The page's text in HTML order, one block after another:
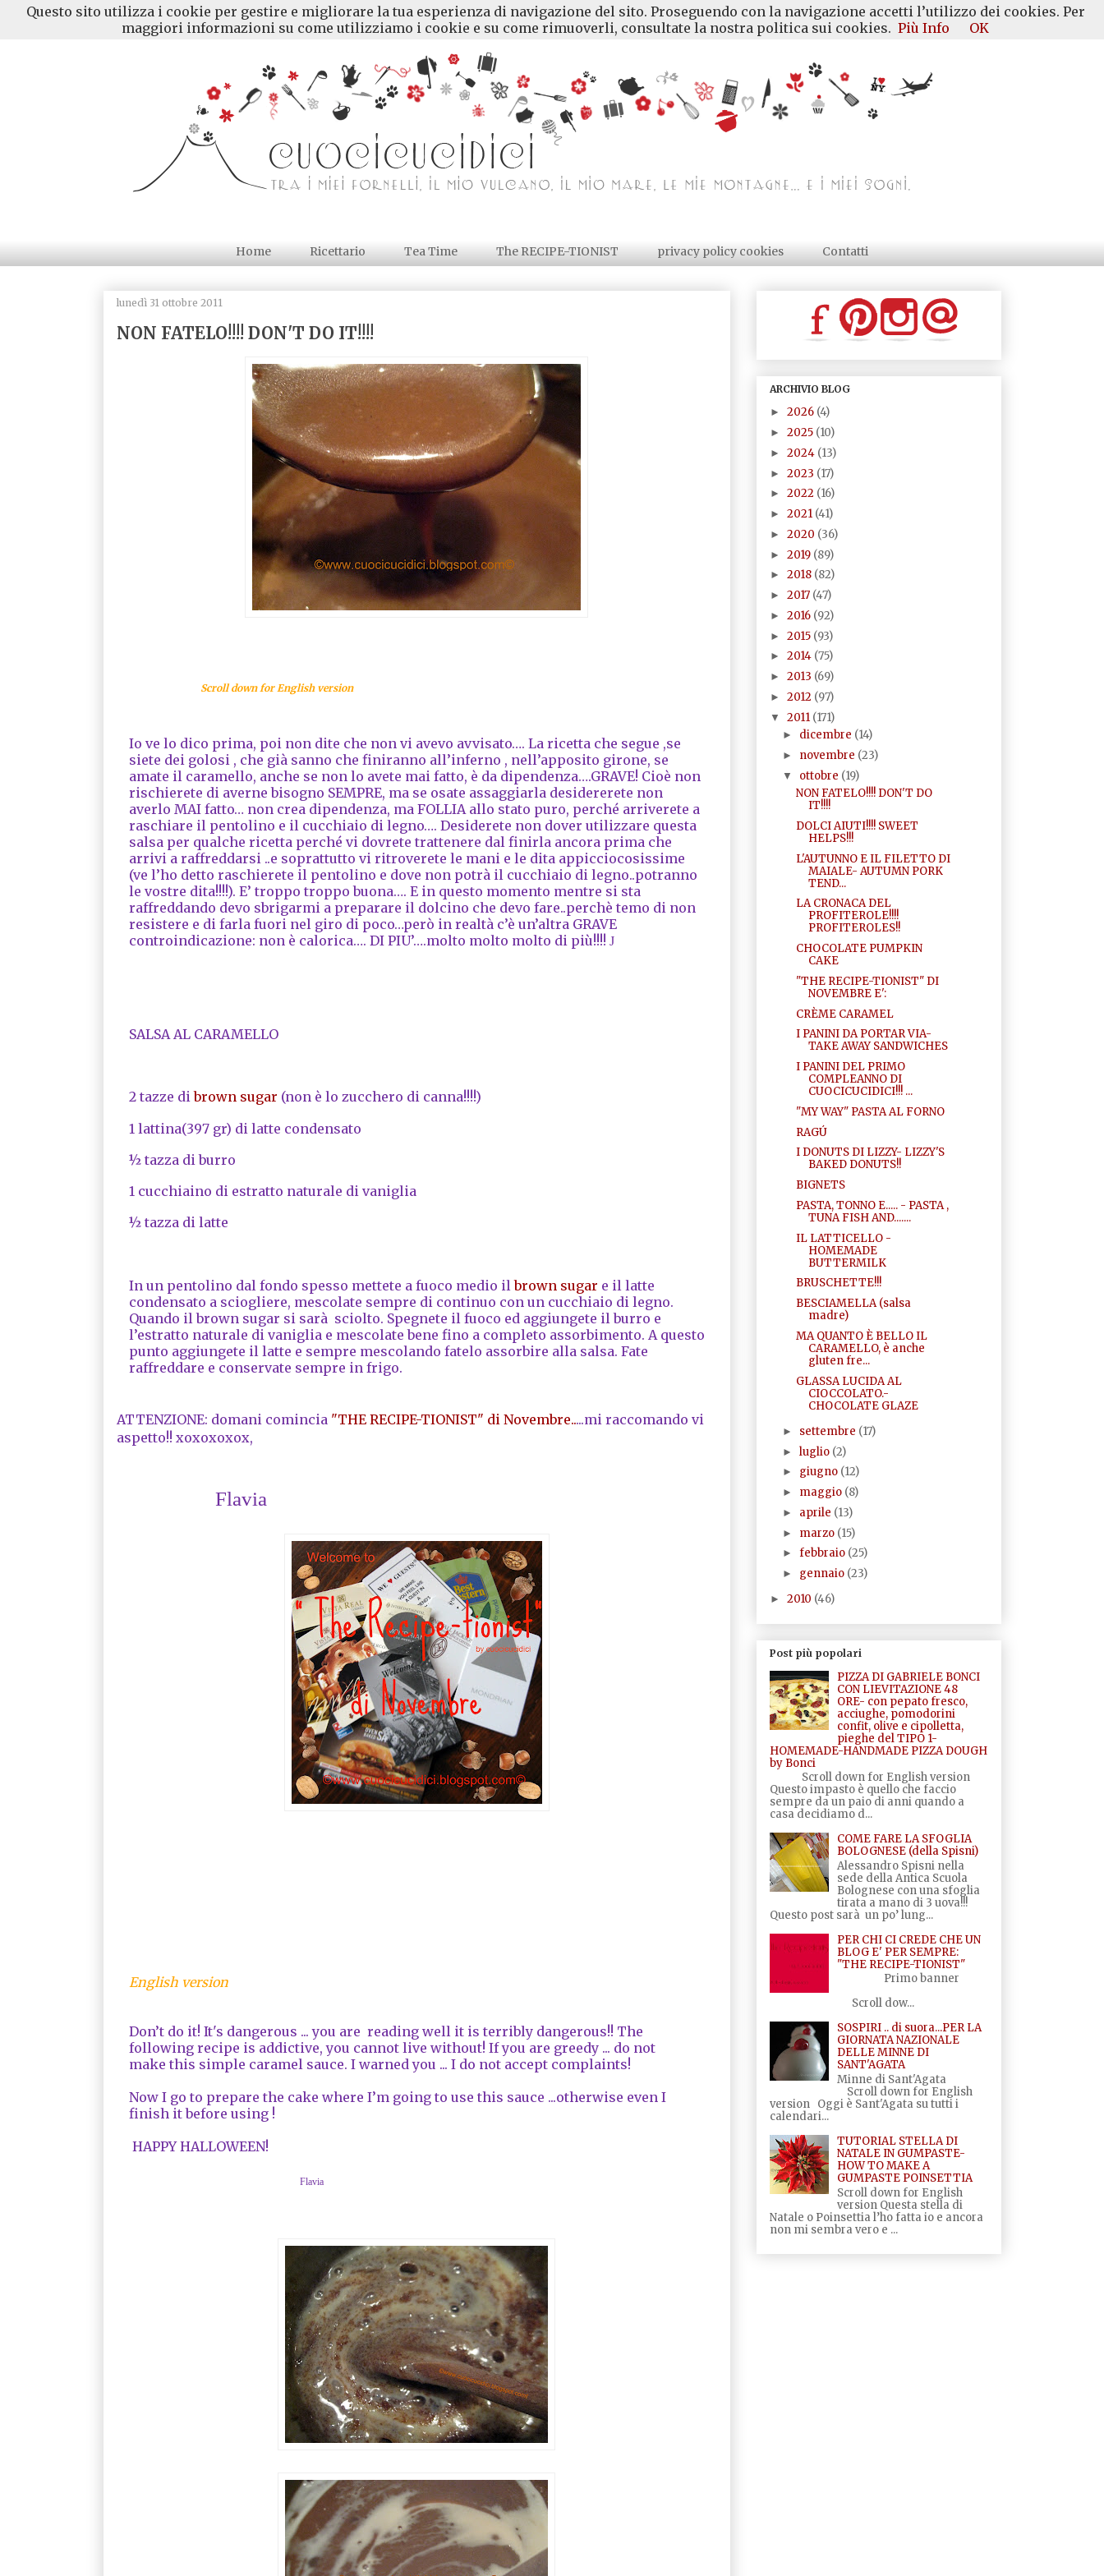
Home Ricettario Tea Time The RECIPE-TIONIST privacy policy cookies Contatti
lunedì 31 ottobre 2011
NON FATELO!!!! DON'T DO IT!!!!
Scroll down for English version
Io ve lo dico prima, poi non dite che non vi avevo avvisato…. La ricetta che segue ,se
siete dei golosi , che già sanno che finiranno all’inferno , nell’apposito girone, se
amate il caramello, anche se non lo avete mai fatto, è da dipendenza….GRAVE! Cioè non
rischierete di averne bisogno SEMPRE, ma se osate assaggiarla desidererete non
averlo MAI fatto… non crea dipendenza, ma FOLLIA allo stato puro, perché arriverete a
raschiare il pentolino e il cucchiaio di legno…. Desiderete non dover utilizzare questa
salsa per qualche ricetta perché vi dovrete trattenere dal finirla ancora prima che
arrivi a raffreddarsi ..e soprattutto vi ritroverete le mani e le dita appicciocosissime
(ve l’ho detto raschierete il pentolino e dove non potrà il cucchiaio di legno..potranno
le vostre dita!!!!). E’ troppo troppo buona…. E in questo momento mentre si sta
raffreddando devo sbrigarmi a preparare il dolcino che devo fare..perchè temo di non
resistere e di farla fuori nel giro di poco…però in realtà c’è un’altra GRAVE
controindicazione: non è calorica…. DI PIU’….molto molto molto di più!!!! J
SALSA AL CARAMELLO
2 tazze dibrown sugar (non è lo zucchero di canna!!!!)
1 lattina(397 gr) di latte condensato
½ tazza di burro
1 cucchiaino di estratto naturale di vaniglia
½ tazza di latte
In un pentolino dal fondo spesso mettete a fuoco medio ilbrown sugar e il latte
condensato a sciogliere, mescolate sempre di continuo con un cucchiaio di legno.
Quando il brown sugar si sarà sciolto. Spegnete il fuoco ed aggiungete il burro e
l’estratto naturale di vaniglia e mescolate bene fino a completo assorbimento. A questo
punto aggiungete il latte e sempre mescolando fatelo assorbire alla salsa. Fate
raffreddare e conservate sempre in frigo.
ATTENZIONE: domani comincia "THE RECIPE-TIONIST" di Novembre.....mi raccomando vi
aspetto!! xoxoxoxox,
Flavia
English version
Don’t do it! It's dangerous ... you are reading well it is terribly dangerous!! The
following recipe is addictive, you cannot live without! If you are greedy ... do not
make this simple caramel sauce. I warned you ... I do not accept complaints!
Now I go to prepare the cake where I’m going to use this sauce ...otherwise even I
finish it before using !
HAPPY HALLOWEEN!
Flavia
ARCHIVIO BLOG
► 2026 (4)
► 2025 (10)
► 2024 (13)
► 2023 (17)
► 2022 (16)
► 2021 (41)
► 2020 (36)
► 2019 (89)
► 2018 (82)
► 2017 (47)
► 2016 (92)
► 2015 (93)
► 2014 (75)
► 2013 (69)
► 2012 (97)
▼ 2011 (171)
► dicembre (14)
► novembre (23)
▼ ottobre (19)
NON FATELO!!!! DON'T DO
IT!!!!
DOLCI AIUTI!!!! SWEET
HELPS!!!
L'AUTUNNO E IL FILETTO DI
MAIALE- AUTUMN PORK
TEND...
LA CRONACA DEL
PROFITEROLE!!!!
PROFITEROLES!!
CHOCOLATE PUMPKIN
CAKE
"THE RECIPE-TIONIST" DI
NOVEMBRE E':
CRÈME CARAMEL
I PANINI DA PORTAR VIA-
TAKE AWAY SANDWICHES
I PANINI DEL PRIMO
COMPLEANNO DI
CUOCICUCIDICI!!! ...
"MY WAY" PASTA AL FORNO
RAGÚ
I DONUTS DI LIZZY- LIZZY'S
BAKED DONUTS!!
BIGNETS
PASTA, TONNO E..... - PASTA ,
TUNA FISH AND.......
IL LATTICELLO -
HOMEMADE
BUTTERMILK
BRUSCHETTE!!!
BESCIAMELLA (salsa
madre)
MA QUANTO È BELLO IL
CARAMELLO, è anche
gluten fre...
GLASSA LUCIDA AL
CIOCCOLATO.-
CHOCOLATE GLAZE
► settembre (17)
►luglio (2)
► giugno (12)
► maggio (8)
► aprile (13)
► marzo (15)
►febbraio (25)
► gennaio (23)
► 2010 (46)
Post più popolari
PIZZA DI GABRIELE BONCI
CON LIEVITAZIONE 48
ORE- con pepato fresco,
acciughe, pomodorini
confit, olive e cipolletta,
pieghe del TIPO 1-
HOMEMADE-HANDMADE PIZZA DOUGH
by Bonci
Scroll down for English version
Questo impasto è quello che faccio
sempre da un paio di anni quando a
casa decidiamo d...
COME FARE LA SFOGLIA
BOLOGNESE (della Spisni)
Alessandro Spisni nella
sede della Antica Scuola
Bolognese con una sfoglia
tirata a mano di 3 uova!!!
Questo post sarà un po’ lung...
PER CHI CI CREDE CHE UN
BLOG E' PER SEMPRE:
"THE RECIPE-TIONIST"
Primo banner
Scroll dow...
SOSPIRI .. di suora...PER LA
GIORNATA NAZIONALE
DELLE MINNE DI
SANT'AGATA
Minne di Sant'Agata
Scroll down for English
version Oggi è Sant'Agata su tutti i
calendari...
TUTORIAL STELLA DI
NATALE IN GUMPASTE-
HOW TO MAKE A
GUMPASTE POINSETTIA
Scroll down for English
version Questa stella di
Natale o Poinsettia l’ho fatta io e ancora
non mi sembra vero e ...
Questo sito utilizza i cookie per gestire e migliorare la tua esperienza di navigazione del sito. Proseguendo con la navigazione accetti l’utilizzo dei cookies. Per
maggiori informazioni su come utilizziamo i cookie e su come rimuoverli, consultate la nostra politica sui cookies. Più Info OK